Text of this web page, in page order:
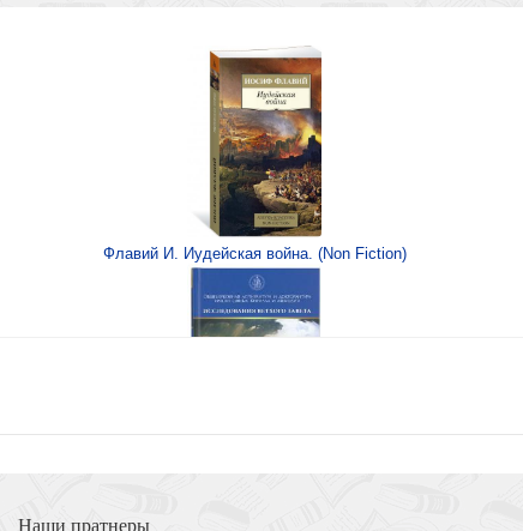
Флавий И. Иудейская война. (Non Fiction)
Книга Иисуса Навина
Наши пратнеры